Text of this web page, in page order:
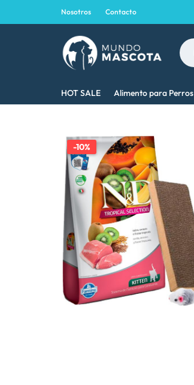
Nosotros Contacto
MASCOTA
MEJOR
PARA
TU
MASCOTA
HOT SALE Alimento para Perros
-10%